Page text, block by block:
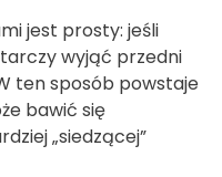
jest prosty: jeśli
wyjąć przedni
ten sposób powstaje
bawić się
„siedzącej”